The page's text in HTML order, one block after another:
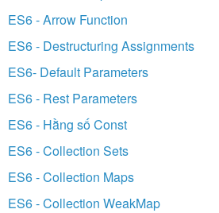
ES6 - Arrow Function
ES6 - Destructuring Assignments
ES6- Default Parameters
ES6 - Rest Parameters
ES6 - Hằng số Const
ES6 - Collection Sets
ES6 - Collection Maps
ES6 - Collection WeakMap